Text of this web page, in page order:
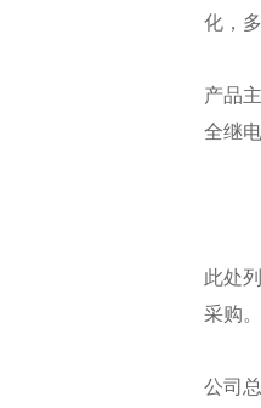
化，
产品
全继
此处
采购。
公司